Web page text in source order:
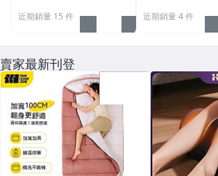
近期銷量 15 件 近期銷量 4 件
賣家最新刊登